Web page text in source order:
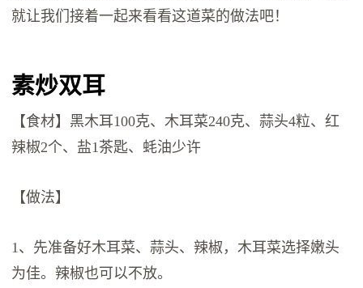
就让我们接着一起来看看这道菜的做法吧！
素炒双耳
【食材】黑木耳100克、木耳菜240克、蒜头4粒、红
辣椒2个、盐1茶匙、蚝油少许
【做法】
1、先准备好木耳菜、蒜头、辣椒，木耳菜选择嫩头
为佳。辣椒也可以不放。